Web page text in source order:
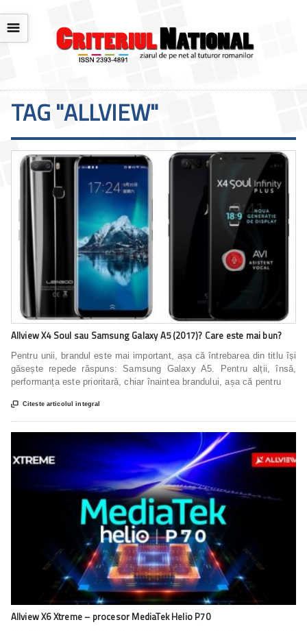
☰
TAG "ALLVIEW"
Allview X4 Soul sau Samsung Galaxy A5 (2017)? Care este mai bun?
Pentru unii, brandul este mai important, așa că întrebarea din titlu își
găsește repede răspuns: Samsung Galaxy A5. Pentru alții, însă,
performanța este prioritară, chiar înaintea brandului, așa că pentru
 Citeste articolul integral
Allview X6 Xtreme – procesor MediaTek Helio P70